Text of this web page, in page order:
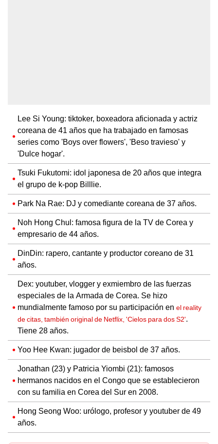
Lee Si Young: tiktoker, boxeadora aficionada y actriz
coreana de 41 años que ha trabajado en famosas
series como 'Boys over flowers', 'Beso travieso' y
'Dulce hogar'.
Tsuki Fukutomi: idol japonesa de 20 años que integra
el grupo de k-pop Billlie.
Park Na Rae: DJ y comediante coreana de 37 años.
Noh Hong Chul: famosa figura de la TV de Corea y
empresario de 44 años.
DinDin: rapero, cantante y productor coreano de 31
años.
Dex: youtuber, vlogger y exmiembro de las fuerzas
especiales de la Armada de Corea. Se hizo
mundialmente famoso por su participación en el reality
de citas, también original de Netflix, 'Cielos para dos S2'.
Tiene 28 años.
Yoo Hee Kwan: jugador de beisbol de 37 años.
Jonathan (23) y Patricia Yiombi (21): famosos
hermanos nacidos en el Congo que se establecieron
con su familia en Corea del Sur en 2008.
Hong Seong Woo: urólogo, profesor y youtuber de 49
años.